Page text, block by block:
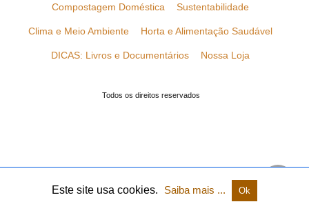
Compostagem Doméstica Sustentabilidade
Clima e Meio Ambiente Horta e Alimentação Saudável
DICAS: Livros e Documentários Nossa Loja
Todos os direitos reservados
Este site usa cookies. Saiba mais ... Ok